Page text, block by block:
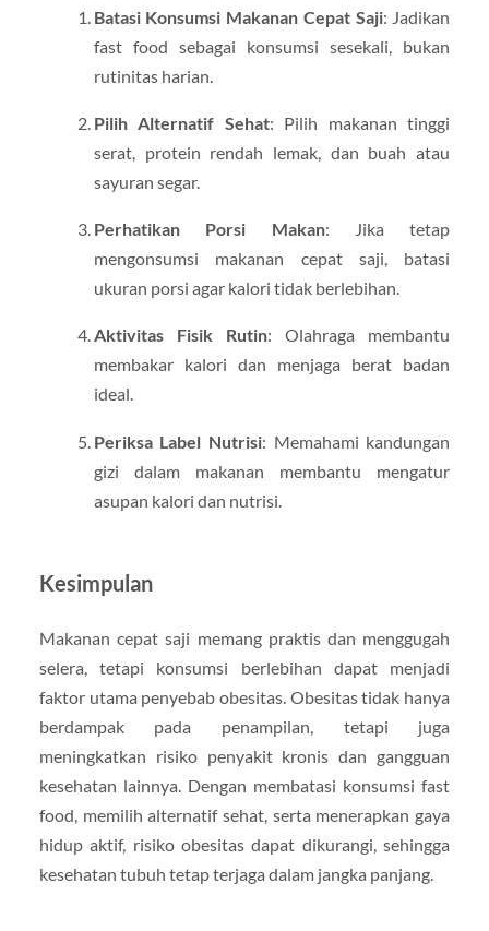
Batasi Konsumsi Makanan Cepat Saji: Jadikan
fast food sebagai konsumsi sesekali, bukan
rutinitas harian.
Pilih Alternatif Sehat: Pilih makanan tinggi
serat, protein rendah lemak, dan buah atau
sayuran segar.
Perhatikan Porsi Makan: Jika tetap
mengonsumsi makanan cepat saji, batasi
ukuran porsi agar kalori tidak berlebihan.
Aktivitas Fisik Rutin: Olahraga membantu
membakar kalori dan menjaga berat badan
ideal.
Periksa Label Nutrisi: Memahami kandungan
gizi dalam makanan membantu mengatur
asupan kalori dan nutrisi.
Kesimpulan
Makanan cepat saji memang praktis dan menggugah
selera, tetapi konsumsi berlebihan dapat menjadi
faktor utama penyebab obesitas. Obesitas tidak hanya
berdampak pada penampilan, tetapi juga
meningkatkan risiko penyakit kronis dan gangguan
kesehatan lainnya. Dengan membatasi konsumsi fast
food, memilih alternatif sehat, serta menerapkan gaya
hidup aktif, risiko obesitas dapat dikurangi, sehingga
kesehatan tubuh tetap terjaga dalam jangka panjang.